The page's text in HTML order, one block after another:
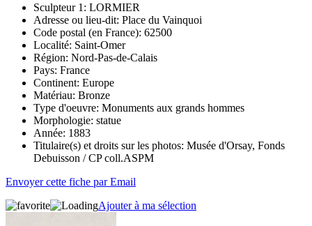
Sculpteur 1: LORMIER
Adresse ou lieu-dit: Place du Vainquoi
Code postal (en France): 62500
Localité: Saint-Omer
Région: Nord-Pas-de-Calais
Pays: France
Continent: Europe
Matériau: Bronze
Type d'oeuvre: Monuments aux grands hommes
Morphologie: statue
Année: 1883
Titulaire(s) et droits sur les photos: Musée d'Orsay, Fonds
Debuisson / CP coll.ASPM
Envoyer cette fiche par Email
Ajouter à ma sélection